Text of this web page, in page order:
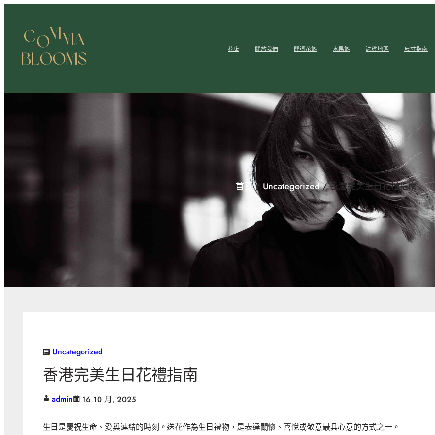
花店 關於我們 開張花籃 水果籃 送貨地區 尺寸指南
首頁/ Uncategorized/ 香港完美生日花禮指南
Uncategorized
香港完美生日花禮指南
admin 16 10 月, 2025
生日是慶祝生命、愛與連結的時刻。送花作為生日禮物，是表達關懷、喜悅或敬意最具心意的方式之一。